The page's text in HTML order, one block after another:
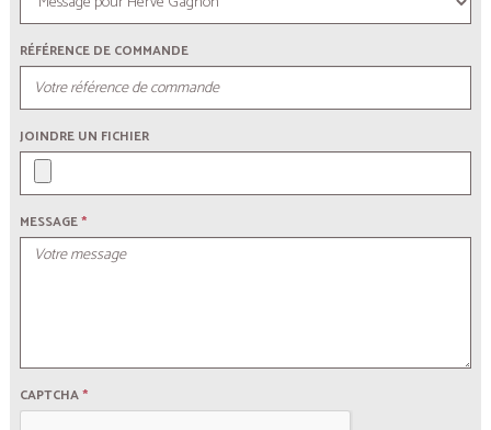
RÉFÉRENCE DE COMMANDE
JOINDRE UN FICHIER
MESSAGE*
CAPTCHA*